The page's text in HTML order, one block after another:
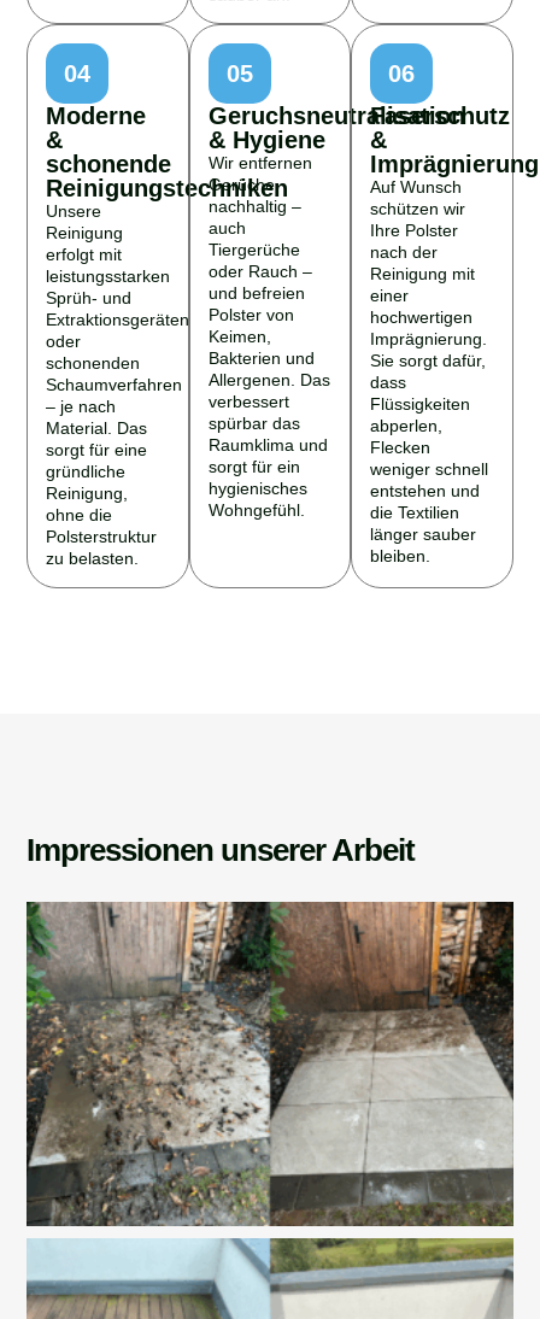
04
Moderne
&
schonende
Reinigungstechniken
Unsere
Reinigung
erfolgt mit
leistungsstarken
Sprüh- und
Extraktionsgeräten
oder
schonenden
Schaumverfahren
– je nach
Material. Das
sorgt für eine
gründliche
Reinigung,
ohne die
Polsterstruktur
zu belasten.
05
Geruchsneutralisation
& Hygiene
Wir entfernen
Gerüche
nachhaltig –
auch
Tiergerüche
oder Rauch –
und befreien
Polster von
Keimen,
Bakterien und
Allergenen. Das
verbessert
spürbar das
Raumklima und
sorgt für ein
hygienisches
Wohngefühl.
06
Faserschutz
&
Imprägnierung
Auf Wunsch
schützen wir
Ihre Polster
nach der
Reinigung mit
einer
hochwertigen
Imprägnierung.
Sie sorgt dafür,
dass
Flüssigkeiten
abperlen,
Flecken
weniger schnell
entstehen und
die Textilien
länger sauber
bleiben.
Impressionen unserer Arbeit